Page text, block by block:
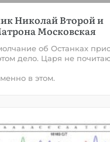
Николай Второй и
Московская
об Останках
дело. Царя не
в этом.